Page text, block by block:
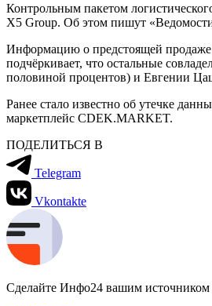
Контрольным пакетом
X5 Group. Об этом пишут
Информацию о предстоящей
подчёркивает, что остальные
половиной процентов) и Евгении
Ранее стало известно об утечке
маркетплейс CDEK.MARKET.
ПОДЕЛИТЬСЯ В
Telegram
Vkontakte
Сделайте Инфо24 вашим источником